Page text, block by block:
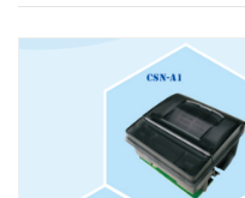
dispositivos de mano que se
consu...